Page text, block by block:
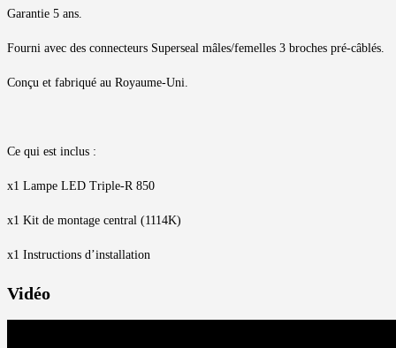
Garantie 5 ans.
Fourni avec des connecteurs Superseal mâles/femelles 3 broches pré-câblés.
Conçu et fabriqué au Royaume-Uni.
Ce qui est inclus :
x1 Lampe LED Triple-R 850
x1 Kit de montage central (1114K)
x1 Instructions d’installation
Vidéo